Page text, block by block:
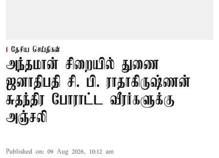
தேசிய செய்திகள்
அந்தமான் சிறையில் துணை
ஜனாதிபதி சி. பி. ராதாகிருஷ்ணன்
சுதந்திர போராட்ட வீரர்களுக்கு
அஞ்சலி
Published on: 09 Aug 2026, 10:12 am